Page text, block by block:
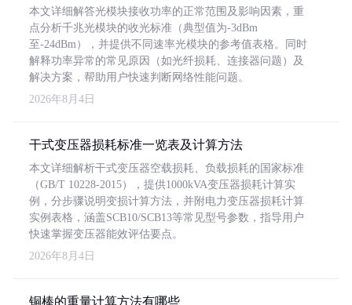
本文详细解答光模块接收功率的正常范围及影响因素，重
点分析千兆光模块的收光标准（典型值为-3dBm
至-24dBm），并提供不同速率光模块的参考值表格。同时
解释功率异常的常见原因（如光纤损耗、连接器问题）及
解决方案，帮助用户快速判断网络性能问题。
2026年8月4日
干式变压器损耗标准一览表及计算方法
本文详细解析干式变压器空载损耗、负载损耗的国家标准
（GB/T 10228-2015），提供1000kVA变压器损耗计算实
例，分步骤说明变损计算方法，并附电力变压器损耗计算
实例表格，涵盖SCB10/SCB13等常见型号参数，指导用户
快速掌握变压器能效评估要点。
2026年8月4日
铜棒的重量计算方法有哪些